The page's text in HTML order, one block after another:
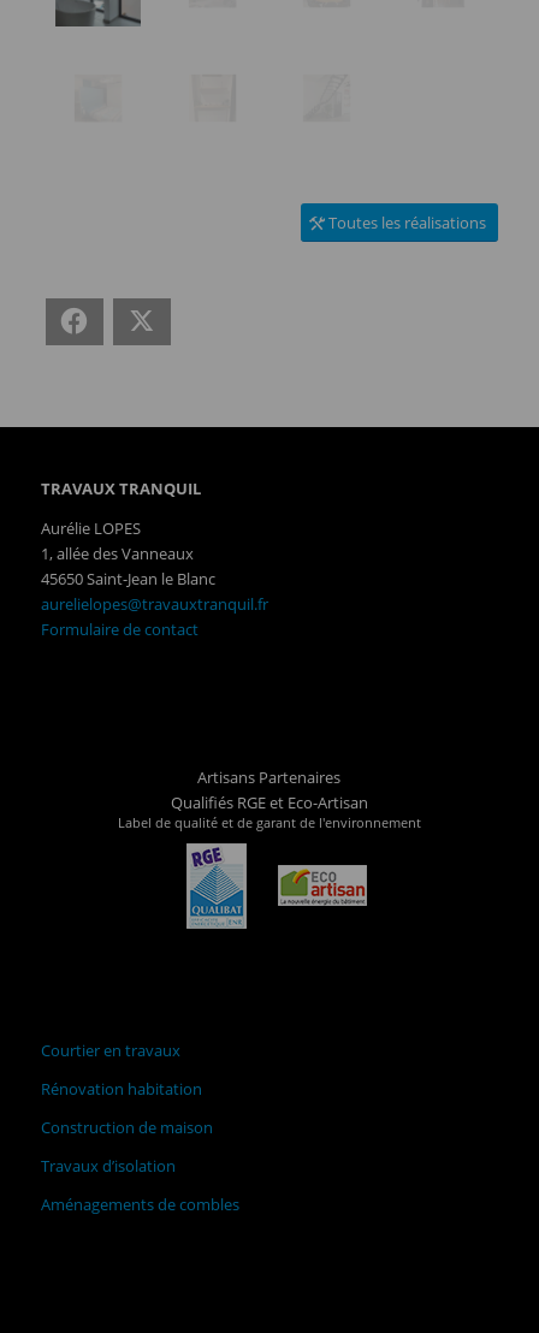
Toutes les réalisations
Facebook
TRAVAUX TRANQUIL
Aurélie LOPES
1, allée des Vanneaux
45650 Saint-Jean le Blanc
aurelielopes@travauxtranquil.fr
Formulaire de contact
Artisans Partenaires
Qualifiés RGE et Eco-Artisan
Label de qualité et de garant de l'environnement
Courtier en travaux
Rénovation habitation
Construction de maison
Travaux d’isolation
Aménagements de combles